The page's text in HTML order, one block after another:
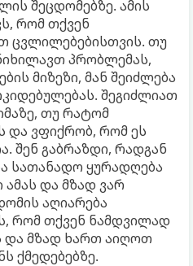
შეცდომებზე. ამის
​​რომ თქვენ
ცვლილებებისთვის. თუ
პრობლემას,
მიზეზი, მან შეიძლება
შეგიძლიათ
თუ რატომ
ვფიქრობ, რომ ეს
შენ გაბრაზდი, რადგან
სათანადო ყურადღება
ამას და მზად ვარ
აღიარება
რომ თქვენ ნამდვილად
მზად ხართ აიღოთ
ქმედებებზე.